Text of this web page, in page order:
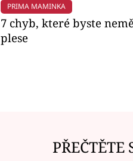
PRIMA MAMINKA
7 chyb, které byste
plese
PŘEČTĚTE